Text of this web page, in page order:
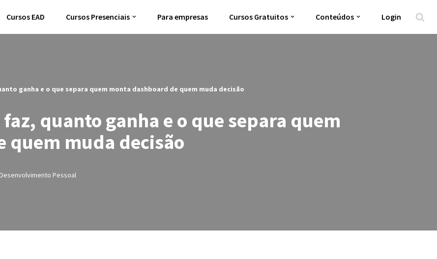
Cursos EAD Cursos Presenciais Para empresas Cursos Gratuitos Conteúdos Login
ganha e o que separa quem monta dashboard de quem muda decisão
quanto ganha e o que separa quem
quem muda decisão
Pessoal